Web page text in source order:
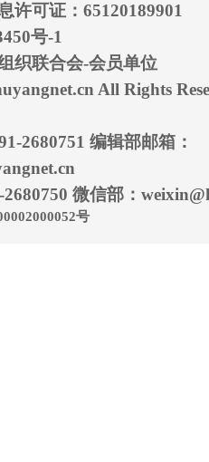
许可证：65120189901
号-1
织联合会-会员单位
All Rights
2680751 编辑部邮箱：
微信部：
号